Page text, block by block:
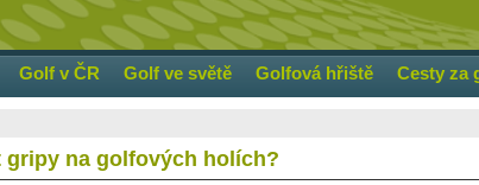
Golf v ČR Golf ve světě Golfová hřiště Cesty za
gripy na golfových holích?